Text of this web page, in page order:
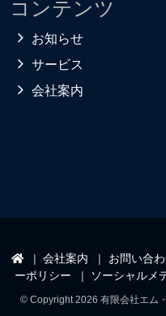
コンテンツ
お知らせ
サービス
会社案内
会社案内 お問い合
ーポリシー
ソーシャルメ
© Copyright 2026 有限会社エム